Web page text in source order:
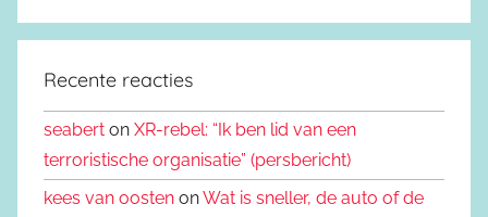
Recente reacties
seabert on XR-rebel: “Ik ben lid van een
terroristische organisatie” (persbericht)
kees van oosten onWat is sneller, de auto of de